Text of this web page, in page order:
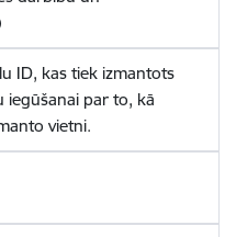
ID, kas tiek izmantots
iegūšanai par to, kā
vietni.